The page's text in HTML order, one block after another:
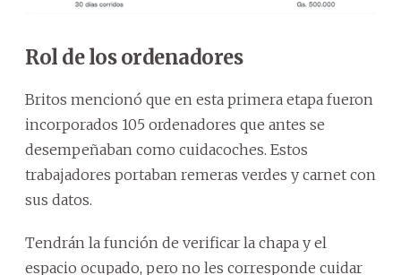
Rol de los ordenadores
Britos mencionó que en esta primera etapa fueron
incorporados 105 ordenadores que antes se
desempeñaban como cuidacoches. Estos
trabajadores portaban remeras verdes y carnet con
sus datos.
Tendrán la función de verificar la chapa y el
espacio ocupado, pero no les corresponde cuidar